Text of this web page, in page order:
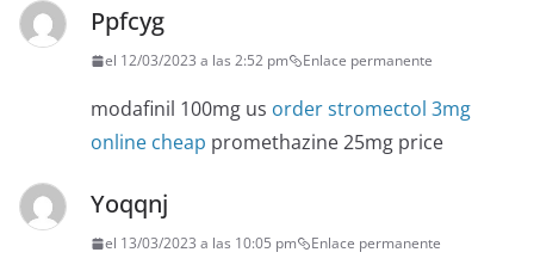
Ppfcyg
el 12/03/2023 a las 2:52 pm Enlace permanente
modafinil 100mg us order stromectol 3mg
online cheap promethazine 25mg price
Yoqqnj
el 13/03/2023 a las 10:05 pm Enlace permanente